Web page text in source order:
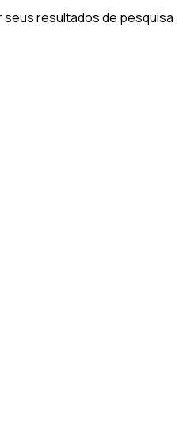
resultados de pesquisa